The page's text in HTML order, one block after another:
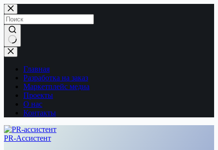
Перейти
к
сути
Ничего
не
найденоГлавная
Разработка на заказ
Маркетплейс медиа
Проекты
О нас
Контакты
PR-Ассистент